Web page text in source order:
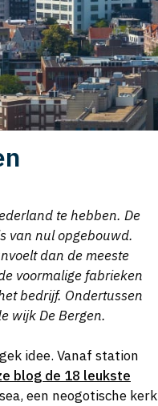
te hebben. De
van nul opgebouwd.
dan de meeste
voormalige fabrieken
bedrijf. Ondertussen
wijk De Bergen.
idee. Vanaf station
blog de 18 leukste
een neogotische kerk